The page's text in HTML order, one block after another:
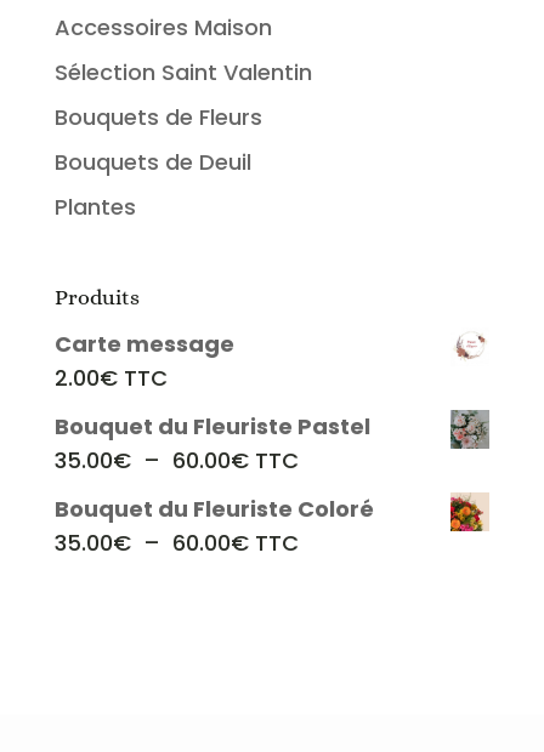
Accessoires Maison
Sélection Saint Valentin
Bouquets de Fleurs
Bouquets de Deuil
Plantes
Produits
Carte message
2.00€ TTC
Bouquet du Fleuriste Pastel
35.00€ – 60.00€Plage
de
prix :
35.00€
TTC
Bouquet du Fleuriste Coloré
35.00€ – 60.00€Plage
TTC